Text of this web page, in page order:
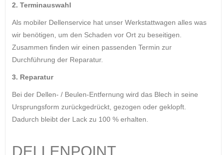
2. Terminauswahl
Als mobiler Dellenservice hat unser Werkstattwagen alles was
wir benötigen, um den Schaden vor Ort zu beseitigen.
Zusammen finden wir einen passenden Termin zur
Durchführung der Reparatur.
3. Reparatur
Bei der Dellen- / Beulen-Entfernung wird das Blech in seine
Ursprungsform zurückgedrückt, gezogen oder geklopft.
Dadurch bleibt der Lack zu 100 % erhalten.
DELLENPOINT